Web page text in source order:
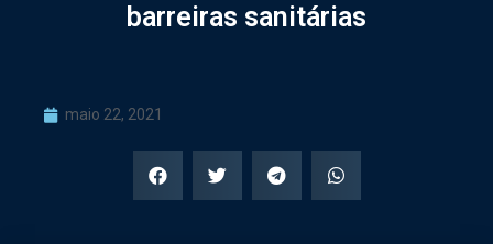
barreiras sanitárias
maio 22, 2021